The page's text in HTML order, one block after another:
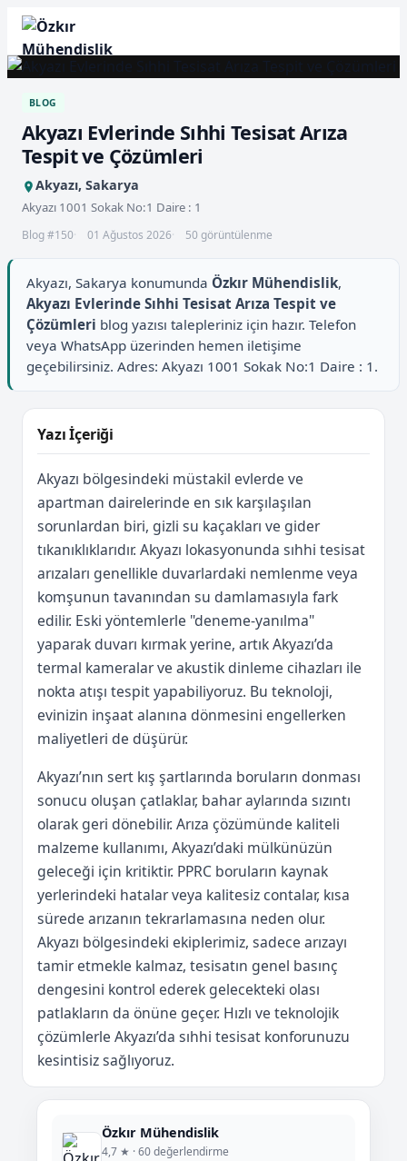
BLOG
Akyazı Evlerinde Sıhhi Tesisat Arıza
Tespit ve Çözümleri
Akyazı, Sakarya
Akyazı 1001 Sokak No:1 Daire : 1
Blog #150 01 Ağustos 2026 50 görüntülenme
Akyazı, Sakarya konumunda Özkır Mühendislik,
Akyazı Evlerinde Sıhhi Tesisat Arıza Tespit ve
Çözümleri blog yazısı talepleriniz için hazır. Telefon
veya WhatsApp üzerinden hemen iletişime
geçebilirsiniz. Adres: Akyazı 1001 Sokak No:1 Daire : 1.
Yazı İçeriği
Akyazı bölgesindeki müstakil evlerde ve
apartman dairelerinde en sık karşılaşılan
sorunlardan biri, gizli su kaçakları ve gider
tıkanıklıklarıdır. Akyazı lokasyonunda sıhhi tesisat
arızaları genellikle duvarlardaki nemlenme veya
komşunun tavanından su damlamasıyla fark
edilir. Eski yöntemlerle "deneme-yanılma"
yaparak duvarı kırmak yerine, artık Akyazı’da
termal kameralar ve akustik dinleme cihazları ile
nokta atışı tespit yapabiliyoruz. Bu teknoloji,
evinizin inşaat alanına dönmesini engellerken
maliyetleri de düşürür.
Akyazı’nın sert kış şartlarında boruların donması
sonucu oluşan çatlaklar, bahar aylarında sızıntı
olarak geri dönebilir. Arıza çözümünde kaliteli
malzeme kullanımı, Akyazı’daki mülkünüzün
geleceği için kritiktir. PPRC boruların kaynak
yerlerindeki hatalar veya kalitesiz contalar, kısa
sürede arızanın tekrarlamasına neden olur.
Akyazı bölgesindeki ekiplerimiz, sadece arızayı
tamir etmekle kalmaz, tesisatın genel basınç
dengesini kontrol ederek gelecekteki olası
patlakların da önüne geçer. Hızlı ve teknolojik
çözümlerle Akyazı’da sıhhi tesisat konforunuzu
kesintisiz sağlıyoruz.
Özkır Mühendislik
4,7 ★ · 60 değerlendirme